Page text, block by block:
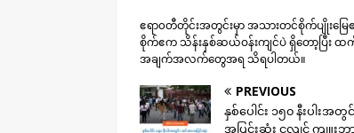
ဧရာ၀တီတိုင်းအတွင်းမှာ အသားတင်စိုက်ပျိုးမြေဧ
စိုက်ဧက သိန်းနှစ်ဆယ်ဝန်းကျင်ပဲ ရှိတော့ပြီး
အချက်အလက်တွေအရ သိရပါတယ်။
PREVIOUS
နှစ်ပေါင်း ၁၅၀ နီးပါးအတွ
အပြင်းဆုံး ငလျင် ကျူးဘ